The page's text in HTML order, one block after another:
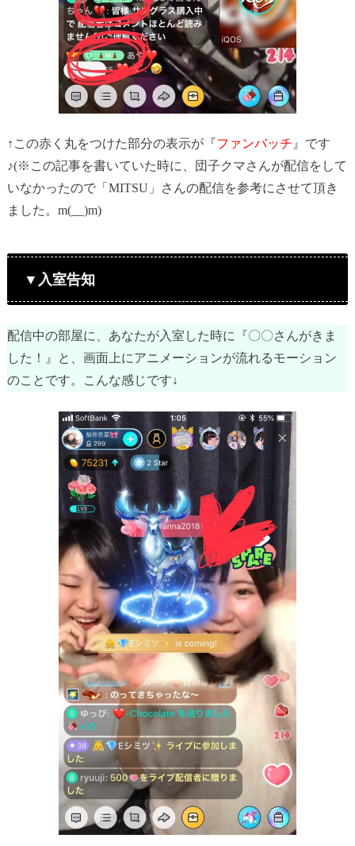
↑この赤く丸をつけた部分の表示が『ファンバッチ 』です
♪(※この記事を書いていた時に、団子クマさんが配信をして
いなかったので「MITSU」さんの配信を参考にさせて頂き
ました。m(__)m)
▼入室告知
配信中の部屋に、あなたが入室した時に『〇〇さんがきま
した！』と、画面上にアニメーションが流れるモーション
のことです。こんな感じです↓